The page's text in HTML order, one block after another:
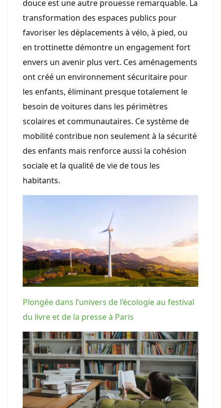
douce est une autre prouesse remarquable. La
transformation des espaces publics pour
favoriser les déplacements à vélo, à pied, ou
en trottinette démontre un engagement fort
envers un avenir plus vert. Ces aménagements
ont créé un environnement sécuritaire pour
les enfants, éliminant presque totalement le
besoin de voitures dans les périmètres
scolaires et communautaires. Ce système de
mobilité contribue non seulement à la sécurité
des enfants mais renforce aussi la cohésion
sociale et la qualité de vie de tous les
habitants.
Plongée dans l’univers de l’écologie au festival
du livre et de la presse à Paris